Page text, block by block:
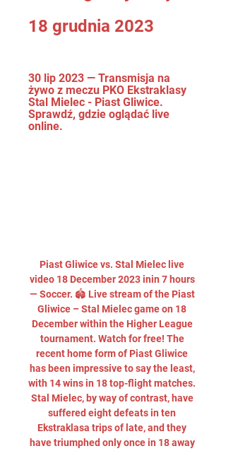
18 grudnia 2023
30 lip 2023 — Transmisja na
żywo z meczu PKO Ekstraklasy
Stal Mielec - Piast Gliwice.
Sprawdź, gdzie oglądać live
online.
Piast Gliwice vs. Stal Mielec live
video 18 December 2023 inin 7 hours
— Soccer. 🏟️ Live stream of the Piast
Gliwice – Stal Mielec game on 18
December within the Higher League
tournament. Watch for free! The
recent home form of Piast Gliwice
has been impressive to say the least,
with 14 wins in 18 top-flight matches.
Stal Mielec, by way of contrast, have
suffered eight defeats in ten
Ekstraklasa trips of late, and they
have triumphed only once in 18 away